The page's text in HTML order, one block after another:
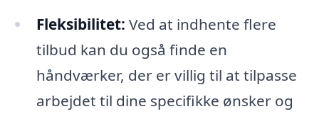
Fleksibilitet: Ved at indhente flere
tilbud kan du også finde en
håndværker, der er villig til at tilpasse
arbejdet til dine specifikke ønsker og